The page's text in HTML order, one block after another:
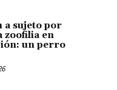
a sujeto por
zoofilia en
un perro